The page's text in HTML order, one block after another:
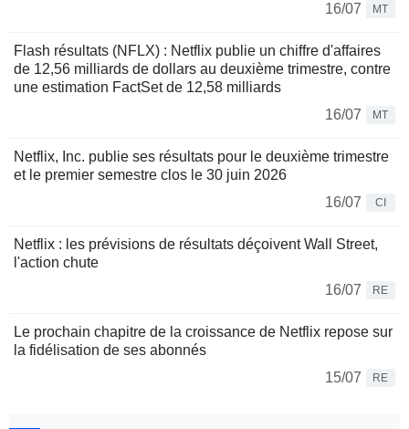
16/07
MT
Flash résultats (NFLX) : Netflix publie un chiffre d'affaires
de 12,56 milliards de dollars au deuxième trimestre, contre
une estimation FactSet de 12,58 milliards
16/07
MT
Netflix, Inc. publie ses résultats pour le deuxième trimestre
et le premier semestre clos le 30 juin 2026
16/07
CI
Netflix : les prévisions de résultats déçoivent Wall Street,
l'action chute
16/07
RE
Le prochain chapitre de la croissance de Netflix repose sur
la fidélisation de ses abonnés
15/07
RE